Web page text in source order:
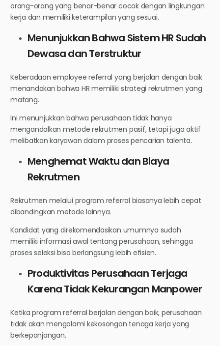
orang-orang yang benar-benar cocok dengan lingkungan
kerja dan memiliki keterampilan yang sesuai.
Menunjukkan Bahwa Sistem HR Sudah
Dewasa dan Terstruktur
Keberadaan employee referral yang berjalan dengan baik
menandakan bahwa HR memiliki strategi rekrutmen yang
matang.
Ini menunjukkan bahwa perusahaan tidak hanya
mengandalkan metode rekrutmen pasif, tetapi juga aktif
melibatkan karyawan dalam proses pencarian talenta.
Menghemat Waktu dan Biaya
Rekrutmen
Rekrutmen melalui program referral biasanya lebih cepat
dibandingkan metode lainnya.
Kandidat yang direkomendasikan umumnya sudah
memiliki informasi awal tentang perusahaan, sehingga
proses seleksi bisa berlangsung lebih efisien.
Produktivitas Perusahaan Terjaga
Karena Tidak Kekurangan Manpower
Ketika program referral berjalan dengan baik, perusahaan
tidak akan mengalami kekosongan tenaga kerja yang
berkepanjangan.